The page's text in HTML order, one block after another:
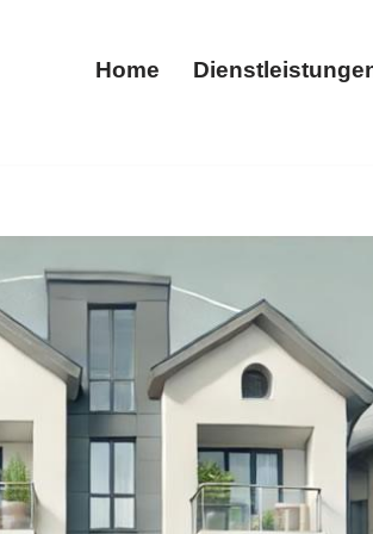
Home
✓Tiefgaragenreinigung